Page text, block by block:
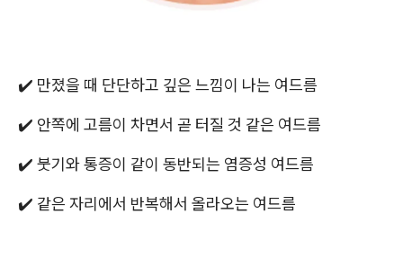
✔️ 만졌을 때 단단하고 깊은 느낌이 나는 여드름
✔️ 안쪽에 고름이 차면서 곧 터질 것 같은 여드름
✔️ 붓기와 통증이 같이 동반되는 염증성 여드름
✔️ 같은 자리에서 반복해서 올라오는 여드름